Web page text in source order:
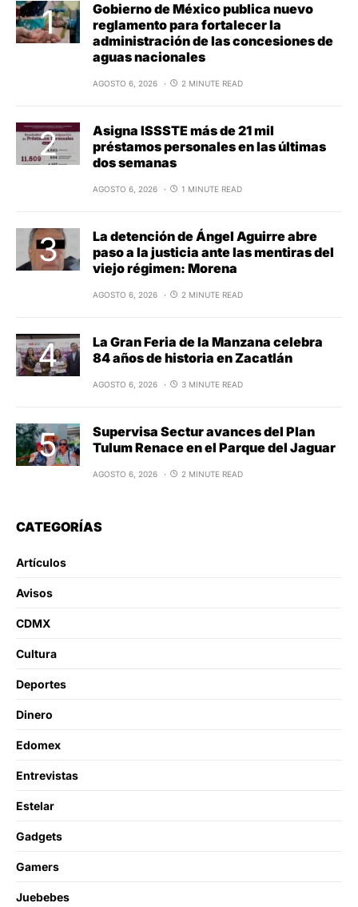
Gobierno de México publica nuevo
reglamento para fortalecer la
administración de las concesiones de
aguas nacionales
AGOSTO 6, 2026 2 MINUTE READ
Asigna ISSSTE más de 21 mil
préstamos personales en las últimas
dos semanas
AGOSTO 6, 2026 1 MINUTE READ
La detención de Ángel Aguirre abre
paso a la justicia ante las mentiras del
viejo régimen: Morena
AGOSTO 6, 2026 2 MINUTE READ
La Gran Feria de la Manzana celebra
84 años de historia en Zacatlán
AGOSTO 6, 2026 3 MINUTE READ
Supervisa Sectur avances del Plan
Tulum Renace en el Parque del Jaguar
AGOSTO 6, 2026 2 MINUTE READ
CATEGORÍAS
Artículos
Avisos
CDMX
Cultura
Deportes
Dinero
Edomex
Entrevistas
Estelar
Gadgets
Gamers
Juebebes